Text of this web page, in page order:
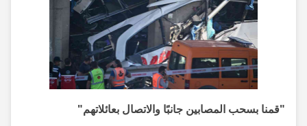
"قمنا بسحب المصابين جانبًا والاتصال بعائلاتهم"